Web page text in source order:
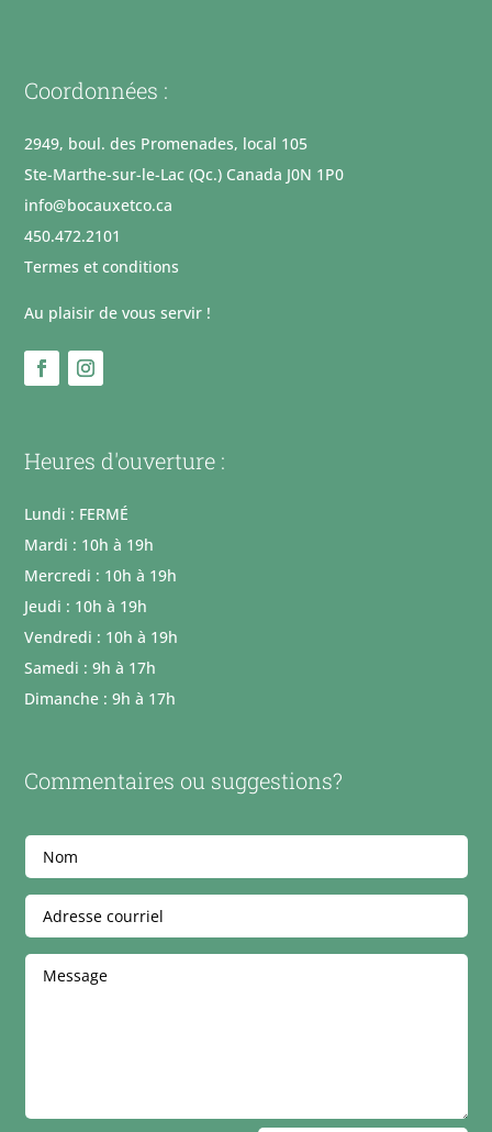
Coordonnées :
2949, boul. des Promenades, local 105
Ste-Marthe-sur-le-Lac (Qc.) Canada J0N 1P0
info@bocauxetco.ca
450.472.2101
Termes et conditions
Au plaisir de vous servir !
Heures d'ouverture :
Lundi : FERMÉ
Mardi : 10h à 19h
Mercredi : 10h à 19h
Jeudi : 10h à 19h
Vendredi : 10h à 19h
Samedi : 9h à 17h
Dimanche : 9h à 17h
Commentaires ou suggestions?